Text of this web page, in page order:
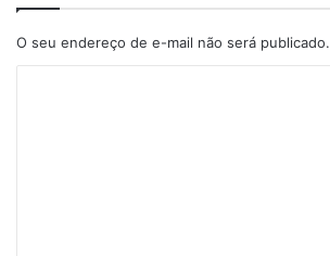
O seu endereço de e-mail não será publicado.